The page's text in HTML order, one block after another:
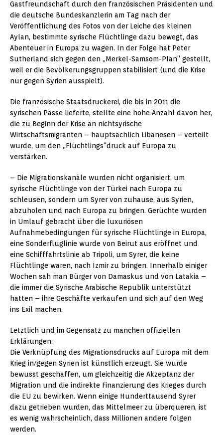
Gastfreundschaft durch den französischen Präsidenten und
die deutsche Bundeskanzlerin am Tag nach der
Veröffentlichung des Fotos von der Leiche des kleinen
Aylan, bestimmte syrische Flüchtlinge dazu bewegt, das
Abenteuer in Europa zu wagen. In der Folge hat Peter
Sutherland sich gegen den „Merkel-Samsom-Plan“ gestellt,
weil er die Bevölkerungsgruppen stabilisiert (und die Krise
nur gegen Syrien ausspielt).
Die französische Staatsdruckerei, die bis in 2011 die
syrischen Pässe lieferte, stellte eine hohe Anzahl davon her,
die zu Beginn der Krise an nichtsyrische
Wirtschaftsmigranten – hauptsächlich Libanesen – verteilt
wurde, um den „Flüchtlings“druck auf Europa zu
verstärken.
– Die Migrationskanäle wurden nicht organisiert, um
syrische Flüchtlinge von der Türkei nach Europa zu
schleusen, sondern um Syrer von zuhause, aus Syrien,
abzuholen und nach Europa zu bringen. Gerüchte wurden
in Umlauf gebracht über die luxuriösen
Aufnahmebedingungen für syrische Flüchtlinge in Europa,
eine Sonderfluglinie wurde von Beirut aus eröffnet und
eine Schifffahrtslinie ab Tripoli, um Syrer, die keine
Flüchtlinge waren, nach Izmir zu bringen. Innerhalb einiger
Wochen sah man Bürger von Damaskus und von Latakia –
die immer die Syrische Arabische Republik unterstützt
hatten – ihre Geschäfte verkaufen und sich auf den Weg
ins Exil machen.
Letztlich und im Gegensatz zu manchen offiziellen
Erklärungen:
Die Verknüpfung des Migrationsdrucks auf Europa mit dem
Krieg in/gegen Syrien ist künstlich erzeugt. Sie wurde
bewusst geschaffen, um gleichzeitig die Akzeptanz der
Migration und die indirekte Finanzierung des Krieges durch
die EU zu bewirken. Wenn einige Hunderttausend Syrer
dazu getrieben wurden, das Mittelmeer zu überqueren, ist
es wenig wahrscheinlich, dass Millionen andere folgen
werden.